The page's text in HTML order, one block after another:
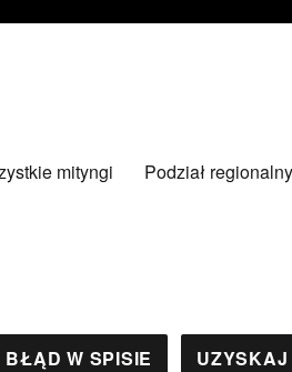
mityngi Podział regionalny
BŁĄD W SPISIE UZYSKAJ